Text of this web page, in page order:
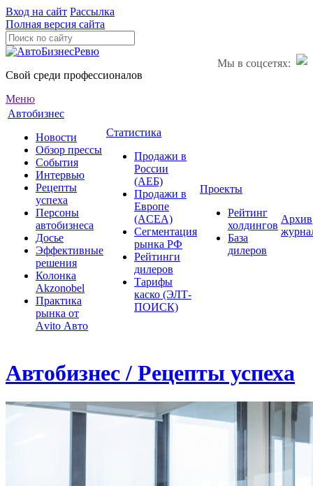
Вход на сайт Рассылка
Полная версия сайта
Мы в соцсетях:
Свой среди профессионалов
Меню
Автобизнес
Новости
Обзор прессы
События
Интервью
Рецепты
успеха
Персоны
автобизнеса
Досье
Эффективные
решения
Колонка
Akzonobel
Практика
рынка от
Аvito Авто
Статистика
Продажи в
России
(АЕБ)
Продажи в
Европе
(ACEA)
Сегментация
рынка РФ
Рейтинги
дилеров
Тарифы
каско (ЭЛТ-
ПОИСК)
Проекты
Рейтинг
холдингов
База
дилеров
Архив
Автобизнес / Рецепты успеха